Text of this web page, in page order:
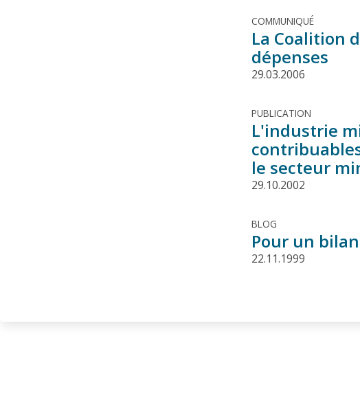
COMMUNIQUÉ
La Coalition
dépenses
29.03.2006
PUBLICATION
L'industrie
le secteur
29.10.2002
BLOG
Pour un
22.11.1999